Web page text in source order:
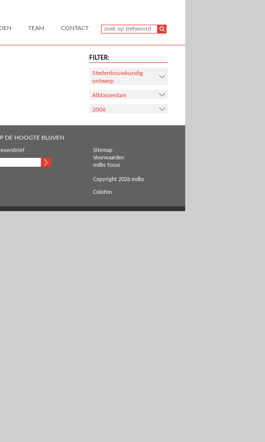
TEAM CONTACT
FILTER:
Stedenbouwkundig
ontwerp
Alblasserdam
2006
DE HOOGTE BLIJVEN
Sitemap
Voorwaarden
mdbs focus
Copyright 2026 mdbs
Colofon